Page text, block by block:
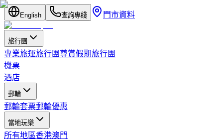
English 查詢專綫 門市資料
旅行團
專業旅運旅行團尊賞假期旅行團
機票
酒店
郵輪
郵輪套票郵輪優惠
當地玩樂
所有地區香港澳門